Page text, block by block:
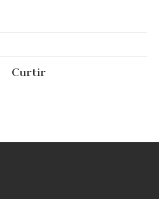
Curtir